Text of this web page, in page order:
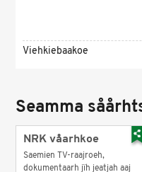
Viehkiebaakoe
Seamma
NRK våarhkoe
Saemien TV-raajroeh,
dokumentaarh jïh jeatjah aaj